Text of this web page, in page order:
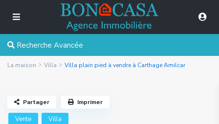
Recherche Avancée
La maison Villa Villa plain pied à vendre à Carthage Amilcar
Vente Villa
Partager Imprimer